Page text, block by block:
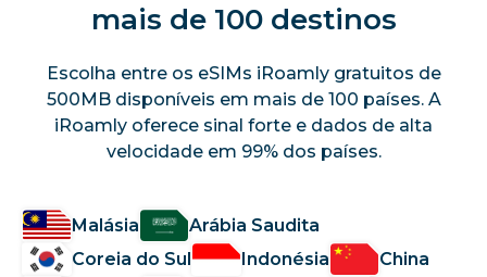
mais de 100 destinos
Escolha entre os eSIMs iRoamly gratuitos de
500MB disponíveis em mais de 100 países. A
iRoamly oferece sinal forte e dados de alta
velocidade em 99% dos países.
Malásia
Arábia Saudita
Coreia do Sul
Indonésia China